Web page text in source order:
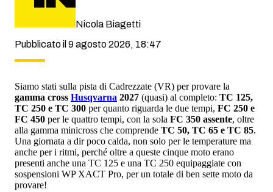
Nicola Biagetti
Pubblicato il 9 agosto 2026, 18:47
Siamo stati sulla pista di Cadrezzate (VR) per provare la
gamma cross Husqvarna 2027 (quasi) al completo: TC 125,
TC 250 e TC 300 per quanto riguarda le due tempi, FC 250 e
FC 450 per le quattro tempi, con la sola FC 350 assente, oltre
alla gamma minicross che comprende TC 50, TC 65 e TC 85.
Una giornata a dir poco calda, non solo per le temperature ma
anche per i ritmi, perché oltre a queste cinque moto erano
presenti anche una TC 125 e una TC 250 equipaggiate con
sospensioni WP XACT Pro, per un totale di ben sette moto da
provare!